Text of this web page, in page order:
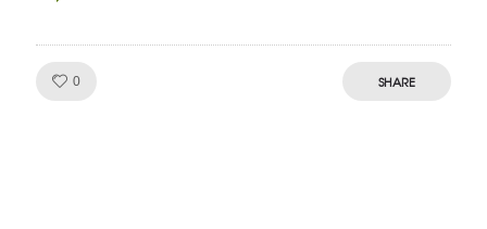
0 SHARE